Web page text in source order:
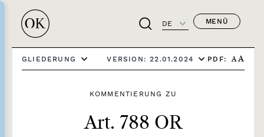
DE MENÜ
GLIEDERUNG VERSION: 22.01.2024 PDF: A A
KOMMENTIERUNG ZU
Art. 788 OR